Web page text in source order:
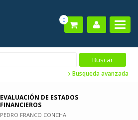
0
Busqueda avanzada
EVALUACIÓN DE ESTADOS
FINANCIEROS
PEDRO FRANCO CONCHA